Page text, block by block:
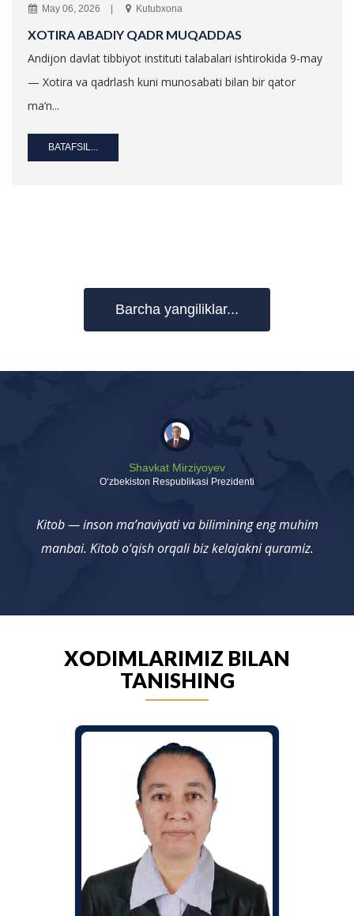
May 06, 2026 Kutubxona
XOTIRA ABADIY QADR MUQADDAS
Andijon davlat tibbiyot instituti talabalari ishtirokida 9-may
— Xotira va qadrlash kuni munosabati bilan bir qator
ma’n...
BATAFSIL...
Barcha yangiliklar...
Shavkat Mirziyoyev
Oʻzbekiston Respublikasi Prezidenti
Kitob — inson ma’naviyati va bilimining eng muhim
manbai. Kitob o‘qish orqali biz kelajakni quramiz.
XODIMLARIMIZ BILAN
TANISHING